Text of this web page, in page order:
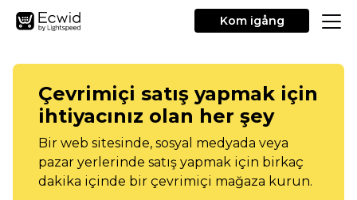
Kom igång
Çevrimiçi satış yapmak için
ihtiyacınız olan her şey
Bir web sitesinde, sosyal medyada veya
pazar yerlerinde satış yapmak için birkaç
dakika içinde bir çevrimiçi mağaza kurun.